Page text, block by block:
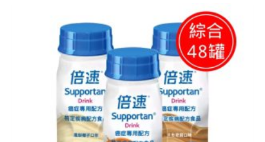
格：
NT$ 11,140。
目
前
價
格：
NT$ 9,300。